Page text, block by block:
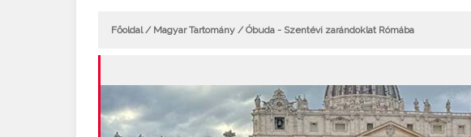
Főoldal/ Magyar Tartomány / Óbuda - Szentévi zarándoklat Rómába